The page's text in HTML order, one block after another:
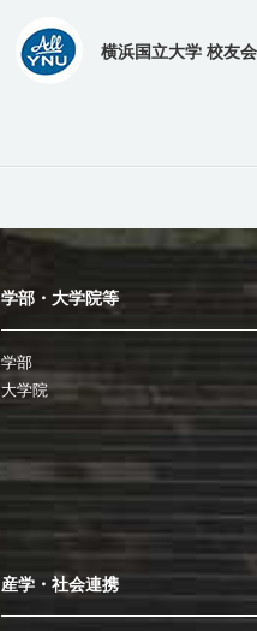
横浜国立大学 校友会
学部・大学院等
学部
大学院
産学・社会連携